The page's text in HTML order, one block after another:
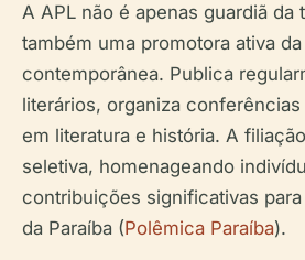
A APL não é apenas guardiã da
também uma promotora ativa
contemporânea. Publica
literários, organiza
em literatura e história. A
seletiva, homenageando
contribuições significativas
da Paraíba (Polêmica Paraíba).